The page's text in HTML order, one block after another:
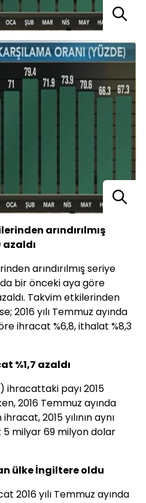
arındırılmış
arındırılmış seriye
bir önceki aya göre
Takvim etkilerinden
2016 yılı Temmuz ayında
ihracat %6,8, ithalat %8,3
%1,7 azaldı
ihracattaki payı 2015
2016 Temmuz ayında
2015 yılının aynı
5 milyar 69 milyon dolar
ülke İngiltere oldu
2016 yılı Temmuz ayında